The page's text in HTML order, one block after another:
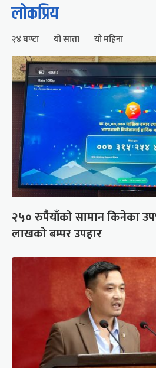
लोकप्रिय
२४ घण्टा यो साता यो महिना
२५० रुपैयाँको सामान किनेका
लाखको बम्पर उपहार